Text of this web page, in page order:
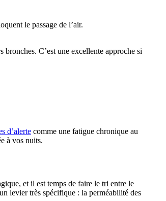
le passage de l’air.
bronches. C’est une excellente approche si
d’alerte comme une fatigue chronique au
à vos nuits.
et il est temps de faire le tri entre le
levier très spécifique : la perméabilité des